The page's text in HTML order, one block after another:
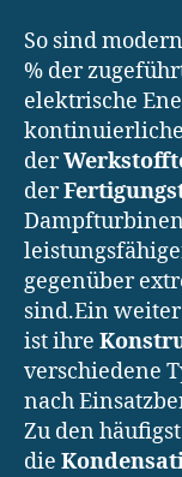
So sind
% der
elektrische
der
der
gegenüber
sind.Ein
ist ihre
verschiedene
nach
Zu den
die